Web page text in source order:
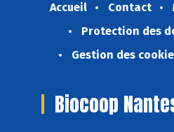
Accueil Contact
Protection des
Gestion des
Biocoop